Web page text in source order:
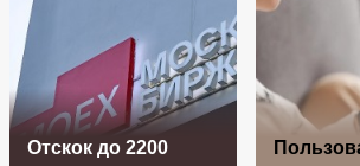
Отскок до 2200